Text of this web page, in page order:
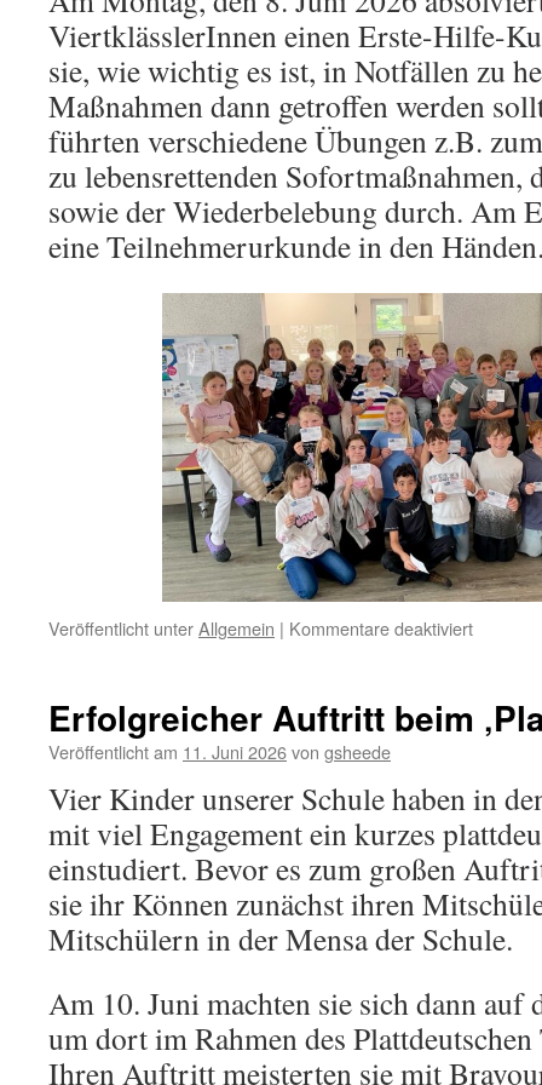
ViertklässlerInnen einen Erste-Hilfe-
sie, wie wichtig es ist, in Notfällen zu
Maßnahmen dann getroffen werden
führten verschiedene Übungen z.B.
zu lebensrettenden Sofortmaßnahmen,
sowie der Wiederbelebung durch. Am
eine Teilnehmerurkunde in den
Veröffentlicht unterAllgemein | Kommentare deaktiviertfür
der
Erfolgreicher Auftritt beim
Veröffentlicht am 11. Juni 2026von gsheede
Vier Kinder unserer Schule haben in
mit viel Engagement ein kurzes
einstudiert. Bevor es zum großen
sie ihr Können zunächst ihren
Mitschülern in der Mensa der Schule.
Am 10. Juni machten sie sich dann auf
um dort im Rahmen des Plattdeutschen
Ihren Auftritt meisterten sie mit